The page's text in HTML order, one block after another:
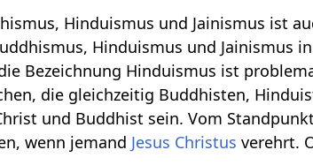
Hinduismus und Jainismus ist
Hinduismus und Jainismus
Bezeichnung Hinduismus ist
die gleichzeitig Buddhisten,
und Buddhist sein. Vom
wenn jemand Jesus Christus verehrt.